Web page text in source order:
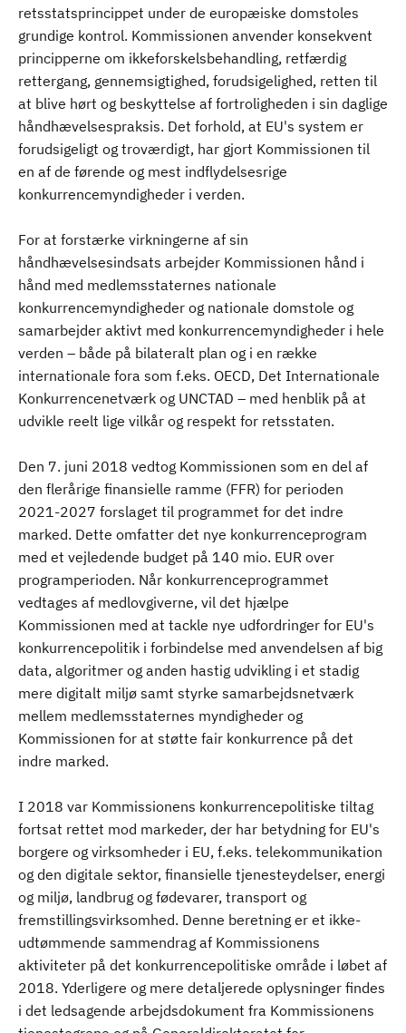
retsstatsprincippet under de europæiske domstoles
grundige kontrol. Kommissionen anvender konsekvent
principperne om ikkeforskelsbehandling, retfærdig
rettergang, gennemsigtighed, forudsigelighed, retten til
at blive hørt og beskyttelse af fortroligheden i sin daglige
håndhævelsespraksis. Det forhold, at EU's system er
forudsigeligt og troværdigt, har gjort Kommissionen til
en af de førende og mest indflydelsesrige
konkurrencemyndigheder i verden.
For at forstærke virkningerne af sin
håndhævelsesindsats arbejder Kommissionen hånd i
hånd med medlemsstaternes nationale
konkurrencemyndigheder og nationale domstole og
samarbejder aktivt med konkurrencemyndigheder i hele
verden – både på bilateralt plan og i en række
internationale fora som f.eks. OECD, Det Internationale
Konkurrencenetværk og UNCTAD – med henblik på at
udvikle reelt lige vilkår og respekt for retsstaten.
Den 7. juni 2018 vedtog Kommissionen som en del af
den flerårige finansielle ramme (FFR) for perioden
2021-2027 forslaget til programmet for det indre
marked. Dette omfatter det nye konkurrenceprogram
med et vejledende budget på 140 mio. EUR over
programperioden. Når konkurrenceprogrammet
vedtages af medlovgiverne, vil det hjælpe
Kommissionen med at tackle nye udfordringer for EU's
konkurrencepolitik i forbindelse med anvendelsen af big
data, algoritmer og anden hastig udvikling i et stadig
mere digitalt miljø samt styrke samarbejdsnetværk
mellem medlemsstaternes myndigheder og
Kommissionen for at støtte fair konkurrence på det
indre marked.
I 2018 var Kommissionens konkurrencepolitiske tiltag
fortsat rettet mod markeder, der har betydning for EU's
borgere og virksomheder i EU, f.eks. telekommunikation
og den digitale sektor, finansielle tjenesteydelser, energi
og miljø, landbrug og fødevarer, transport og
fremstillingsvirksomhed. Denne beretning er et ikke-
udtømmende sammendrag af Kommissionens
aktiviteter på det konkurrencepolitiske område i løbet af
2018. Yderligere og mere detaljerede oplysninger findes
i det ledsagende arbejdsdokument fra Kommissionens